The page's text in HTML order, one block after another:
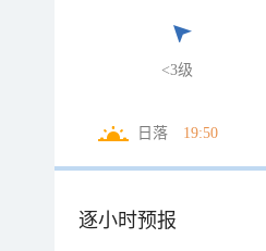
<3级
日落 19:50
逐小时预报